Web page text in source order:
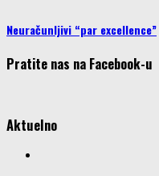
Neuračunljivi “par excellence”
Pratite nas na Facebook-u
Aktuelno